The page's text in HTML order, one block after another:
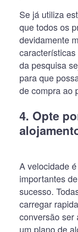
Se já utiliza
que todos os
devidamente
da pesquisa
para que
de compra ao
4. Opte
A velocidade
importantes
sucesso.
carregar
conversão ser
um plano de